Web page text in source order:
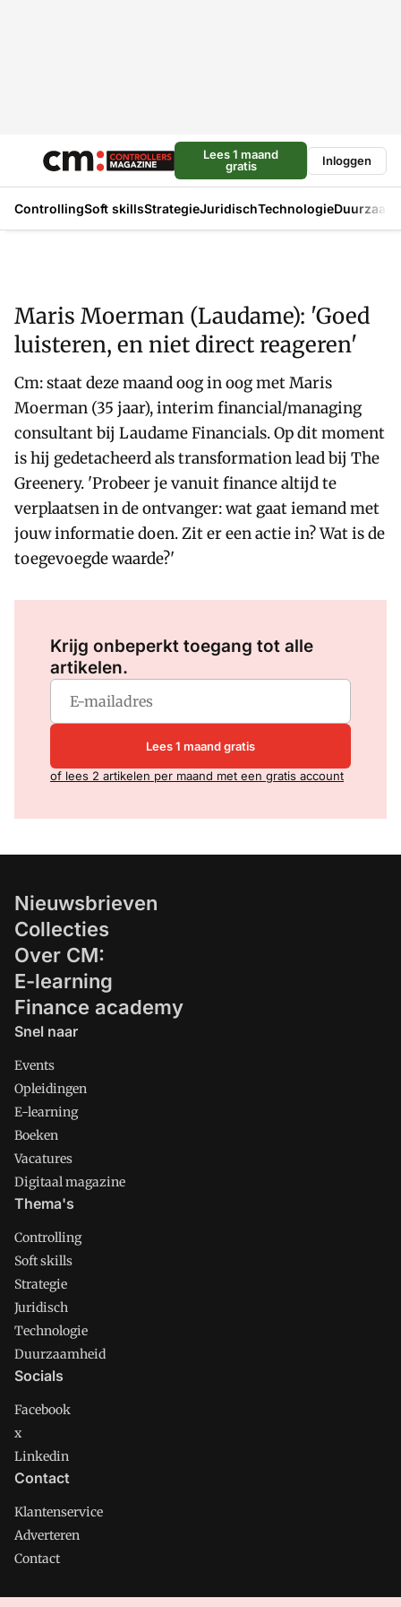
Lees 1 maand
gratis
Inloggen
ControllingSoft skillsStrategieJuridischTechnologie
Maris Moerman (Laudame): 'Goed
luisteren, en niet direct reageren'
Cm: staat deze maand oog in oog met Maris
Moerman (35 jaar), interim financial/managing
consultant bij Laudame Financials. Op dit moment
is hij gedetacheerd als transformation lead bij The
Greenery. 'Probeer je vanuit finance altijd te
verplaatsen in de ontvanger: wat gaat iemand met
jouw informatie doen. Zit er een actie in? Wat is de
toegevoegde waarde?'
Krijg onbeperkt toegang tot alle
artikelen.
Lees 1 maand gratis
of lees 2 artikelen per maand met een gratis account
Nieuwsbrieven
Collecties
Over CM:
E-learning
Finance academy
Snel naar
Events
Opleidingen
E-learning
Boeken
Vacatures
Digitaal magazine
Thema's
Controlling
Soft skills
Strategie
Juridisch
Technologie
Duurzaamheid
Socials
Facebook
x
Linkedin
Contact
Klantenservice
Adverteren
Contact